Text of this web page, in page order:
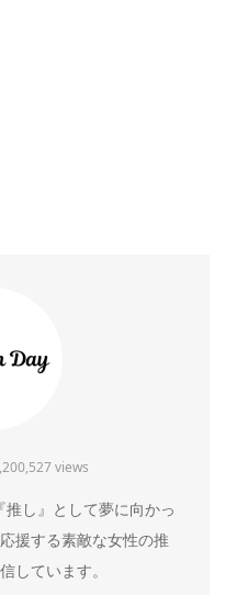
views
し』として夢に向かっ
援する素敵な女性の推
しています。